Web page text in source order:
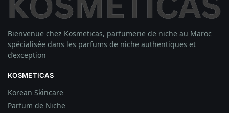
Bienvenue chez Kosmeticas, parfumerie de niche au Maroc
spécialisée dans les parfums de niche authentiques et
d’exception
KOSMETICAS
Korean Skincare
Parfum de Niche